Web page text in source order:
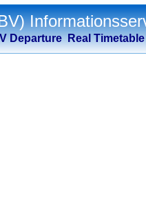
Airport KBV